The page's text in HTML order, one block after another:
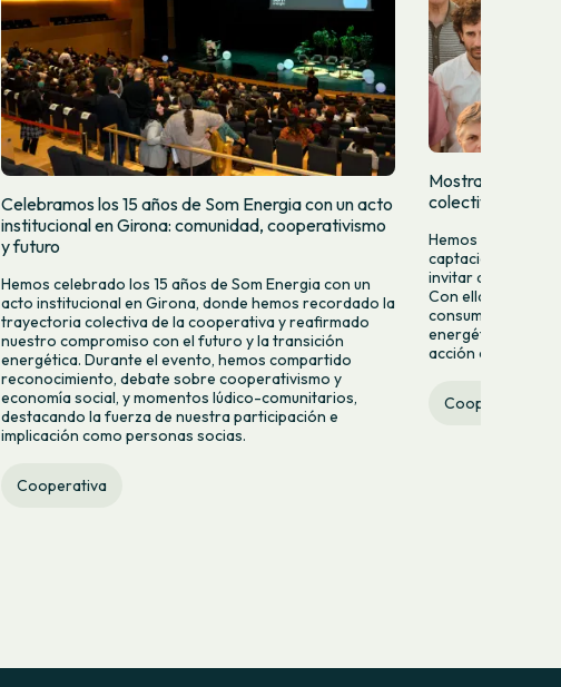
Celebramos los 15 años de Som Energia con un acto
institucional en Girona: comunidad, cooperativismo
y futuro
Hemos celebrado los 15 años de Som Energia con un
acto institucional en Girona, donde hemos recordado la
trayectoria colectiva de la cooperativa y reafirmado
nuestro compromiso con el futuro y la transición
energética. Durante el evento, hemos compartido
reconocimiento, debate sobre cooperativismo y
economía social, y momentos lúdico-comunitarios,
destacando la fuerza de nuestra participación e
implicación como personas socias.
Cooperativa
Mostramos
colectivamente
Hemos lanzado
captación para
invitar a más
Con ella
consumir energía
energético desde
acción colectiva.
Cooperativa